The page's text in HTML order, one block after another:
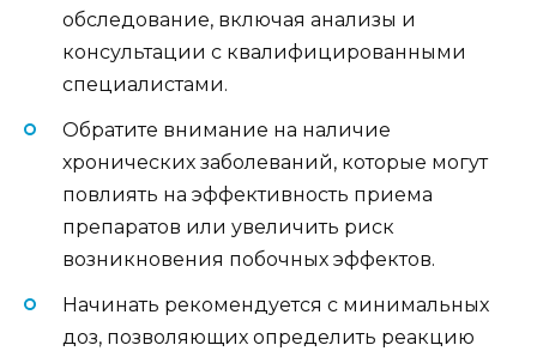
обследование, включая анализы и
консультации с квалифицированными
специалистами.
Обратите внимание на наличие
хронических заболеваний, которые могут
повлиять на эффективность приема
препаратов или увеличить риск
возникновения побочных эффектов.
Начинать рекомендуется с минимальных
доз, позволяющих определить реакцию